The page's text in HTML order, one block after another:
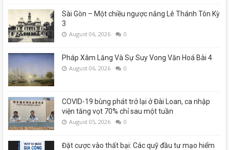
Sài Gòn – Một chiều ngược nắng Lê Thánh Tôn Kỳ
3
August 06, 2026 0
Pháp Xâm Lăng Và Sự Suy Vong Văn Hoá Bài 4
August 06, 2026 0
COVID-19 bùng phát trở lại ở Đài Loan, ca nhập
viện tăng vọt 70% chỉ sau một tuần
August 05, 2026 0
Đặt cược vào thất bại: Các quỹ đầu tư mạo hiểm